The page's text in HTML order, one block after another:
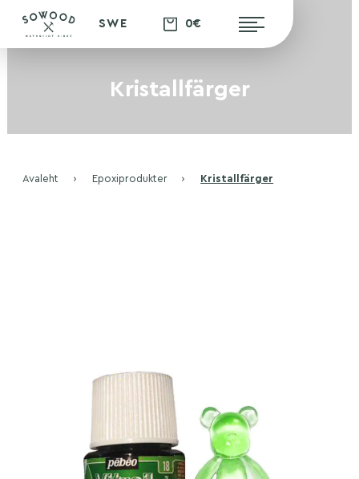
SWE 0€
Kristallfärger
Avaleht › Epoxiprodukter › Kristallfärger